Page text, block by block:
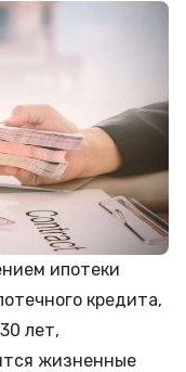
ипотеки
кредита,
лет,
жизненные